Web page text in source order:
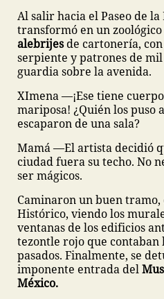
Al salir hacia el Paseo de
transformó en un
alebrijesde cartonería,
serpiente y patrones de
guardia sobre la avenida.
XImena ––¡Ese tiene
mariposa! ¿Quién los puso
escaparon de una sala?
Mamá ––El artista decidió
ciudad fuera su techo. No
ser mágicos.
Caminaron un buen
Histórico, viendo los
ventanas de los edificios
tezontle rojo que contaban
pasados. Finalmente, se
imponente entrada del
México.